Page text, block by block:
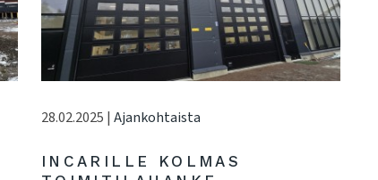
28.02.2025 | Ajankohtaista
INCARILLE KOLMAS